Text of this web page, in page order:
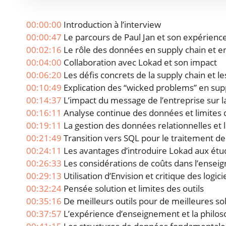
00:00:00 Introduction à l’interview
00:00:47 Le parcours de Paul Jan et son
00:02:16 Le rôle des données en supply chain et
00:04:00 Collaboration avec Lokad et son impact
00:06:20 Les défis concrets de la supply chain et
00:10:49 Explication des “wicked problems” en
00:14:37 L’impact du message de l’entreprise
00:16:11 Analyse continue des données et limites
00:19:11 La gestion des données relationnelles et
00:21:49 Transition vers SQL pour le traitement
00:24:11 Les avantages d’introduire Lokad aux
00:26:33 Les considérations de coûts dans
00:29:13 Utilisation d’Envision et critique des
00:32:24 Pensée solution et limites des outils
00:35:16 De meilleurs outils pour de meilleures
00:37:57 L’expérience d’enseignement et la